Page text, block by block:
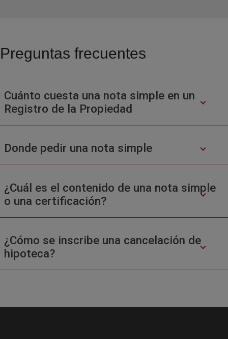
Preguntas frecuentes
Cuánto cuesta una nota simple en un
Registro de la Propiedad
Donde pedir una nota simple
¿Cuál es el contenido de una nota simple
o una certificación?
¿Cómo se inscribe una cancelación de
hipoteca?